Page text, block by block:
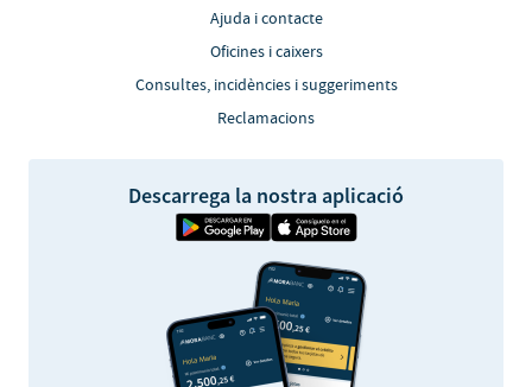
Ajuda i contacte
Oficines i caixers
Consultes, incidències i suggeriments
Reclamacions
Descarrega la nostra aplicació